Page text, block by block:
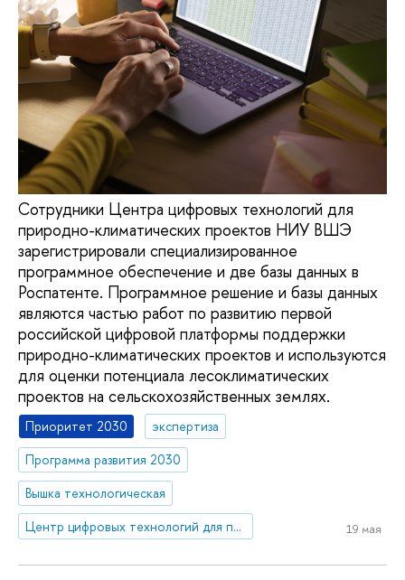
Сотрудники Центра цифровых технологий для
природно-климатических проектов НИУ ВШЭ
зарегистрировали специализированное
программное обеспечение и две базы данных в
Роспатенте. Программное решение и базы данных
являются частью работ по развитию первой
российской цифровой платформы поддержки
природно-климатических проектов и используются
для оценки потенциала лесоклиматических
проектов на сельскохозяйственных землях.
Приоритет 2030
экспертиза
Программа развития 2030
Вышка технологическая
Центр цифровых технологий для природно-климатических проектов программы карбоновых полигонов
19 мая